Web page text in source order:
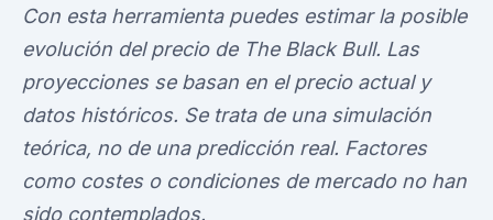
Con esta herramienta puedes estimar la posible
evolución del precio de The Black Bull. Las
proyecciones se basan en el precio actual y
datos históricos. Se trata de una simulación
teórica, no de una predicción real. Factores
como costes o condiciones de mercado no han
sido contemplados.